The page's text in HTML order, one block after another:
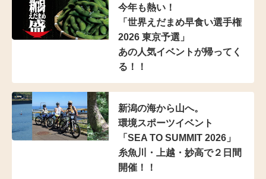
今年も熱い！
「世界えだまめ早食い選手権
2026 東京予選」
あの人気イベントが帰ってく
る！！
新潟の海から山へ。
環境スポーツイベント
「SEA TO SUMMIT 2026」
糸魚川・上越・妙高で２日間
開催！！